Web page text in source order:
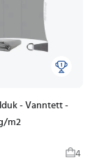
- Vanntett -
m2
4